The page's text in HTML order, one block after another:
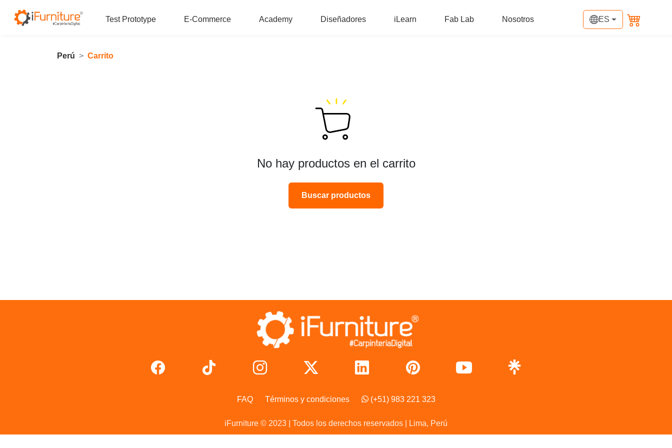
Test Prototype E-Commerce Academy Diseñadores iLearn Fab Lab Nosotros ES
Perú Carrito
No hay productos en el carrito
Buscar productos
FAQ Términos y condiciones (+51) 983 221 323
iFurniture © 2023 | Todos los derechos reservados | Lima, Perú